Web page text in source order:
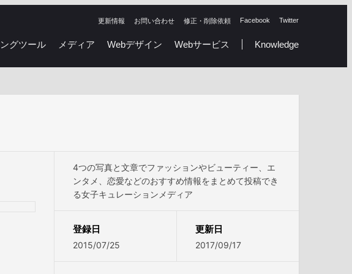
Twitter
Facebook
修正・削除依頼
お問い合わせ
更新情報
Knowledge
Webサービス
Webデザイン
メディア
グツール
4つの写真と文章でファッションやビューティー、エ
ンタメ、恋愛などのおすすめ情報をまとめて投稿でき
る女子キュレーションメディア
登録日
2015/07/25
更新日
2017/09/17